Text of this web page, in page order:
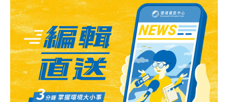
的方式進行。如果沒有達到『碳中和』，我們會感到失
望。」對此，世界自然基金會（WWF）表示樂見其成，很
高興看到世界聞名的藝術家也開始保護地球。